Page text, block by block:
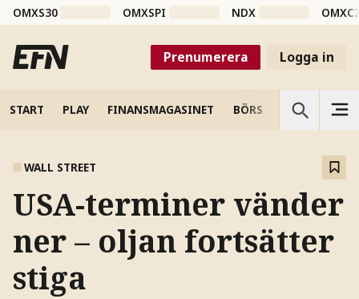
OMXS30 OMXSPI NDX
Prenumerera Logga in
START PLAY FINANSMAGASINET BÖRS VETENSKAP
WALL STREET
USA-terminer vänder
ner – oljan fortsätter
stiga